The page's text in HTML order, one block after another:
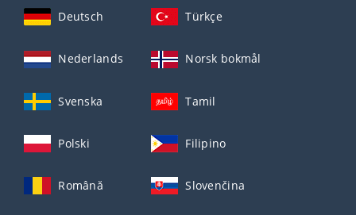
Deutsch Türkçe
Nederlands Norsk bokmål
Svenska Tamil
Polski Filipino
Română Slovenčina